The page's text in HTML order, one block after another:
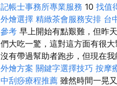
記帳士事務所專業服務 10 找值
外燴選擇 精緻茶會服務安排 台
參考 早上開始有點艱難，但昨
們大吃一驚，這對這方面有很
沒有帶過幫助者跑步，但現在
外燴方案 關鍵字選擇技巧 按摩
中刮痧療程推薦 雖然時間一晃